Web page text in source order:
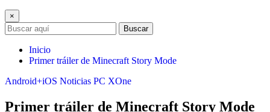
×
Buscar
Inicio
Primer tráiler de Minecraft Story Mode
Android+iOS Noticias PC XOne
Primer tráiler de Minecraft Story Mode